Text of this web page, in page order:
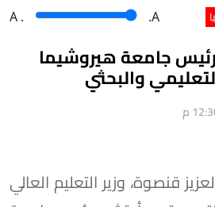
A . .A
جامعة هيروشيما
والبحثي
قنصوة، وزير التعليم العالي